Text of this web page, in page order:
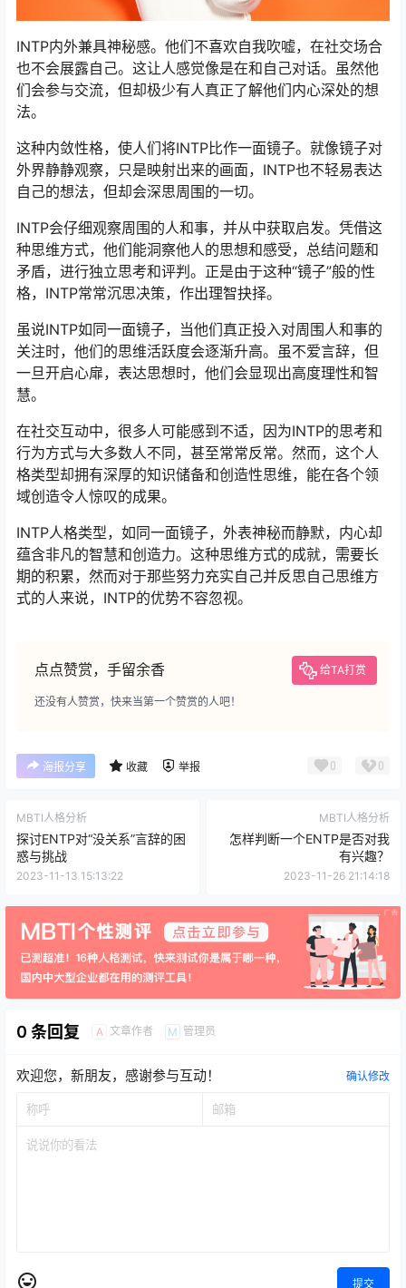
INTP内外兼具神秘感。他们不喜欢自我吹嘘，在社交场合
也不会展露自己。这让人感觉像是在和自己对话。虽然他
们会参与交流，但却极少有人真正了解他们内心深处的想
法。
这种内敛性格，使人们将INTP比作一面镜子。就像镜子对
外界静静观察，只是映射出来的画面，INTP也不轻易表达
自己的想法，但却会深思周围的一切。
INTP会仔细观察周围的人和事，并从中获取启发。凭借这
种思维方式，他们能洞察他人的思想和感受，总结问题和
矛盾，进行独立思考和评判。正是由于这种“镜子”般的性
格，INTP常常沉思决策，作出理智抉择。
虽说INTP如同一面镜子，当他们真正投入对周围人和事的
关注时，他们的思维活跃度会逐渐升高。虽不爱言辞，但
一旦开启心扉，表达思想时，他们会显现出高度理性和智
慧。
在社交互动中，很多人可能感到不适，因为INTP的思考和
行为方式与大多数人不同，甚至常常反常。然而，这个人
格类型却拥有深厚的知识储备和创造性思维，能在各个领
域创造令人惊叹的成果。
INTP人格类型，如同一面镜子，外表神秘而静默，内心却
蕴含非凡的智慧和创造力。这种思维方式的成就，需要长
期的积累，然而对于那些努力充实自己并反思自己思维方
式的人来说，INTP的优势不容忽视。
点点赞赏，手留余香 给TA打赏
还没有人赞赏，快来当第一个赞赏的人吧！
海报分享 收藏 举报 0 0
MBTI人格分析
探讨ENTP对“没关系”言辞的困
惑与挑战
2023-11-13 15:13:22
MBTI人格分析
怎样判断一个ENTP是否对我
有兴趣？
2023-11-26 21:14:18
0 条回复 A 文章作者 M 管理员
欢迎您，新朋友，感谢参与互动！ 确认修改
提交